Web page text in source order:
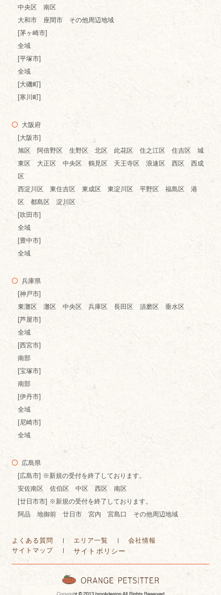
中央区 南区
大和市 座間市 その他周辺地域
[茅ヶ崎市]
全域
[平塚市]
全域
[大磯町]
[寒川町]
大阪府
[大阪市]
旭区 阿倍野区 生野区 北区 此花区 住之江区 住吉区 城
東区 大正区 中央区 鶴見区 天王寺区 浪速区 西区 西成
区
西淀川区 東住吉区 東成区 東淀川区 平野区 福島区 港
区 都島区 淀川区
[吹田市]
全域
[豊中市]
全域
兵庫県
[神戸市]
東灘区 灘区 中央区 兵庫区 長田区 須磨区 垂水区
[芦屋市]
全域
[西宮市]
南部
[宝塚市]
南部
[伊丹市]
全域
[尼崎市]
全域
広島県
[広島市] ※新規の受付を終了しております。
安佐南区 佐伯区 中区 西区 南区
[廿日市市] ※新規の受付を終了しております。
阿品 地御前 廿日市 宮内 宮島口 その他周辺地域
よくある質問 エリア一覧
会社情報
サイトマップ
サイトポリシー